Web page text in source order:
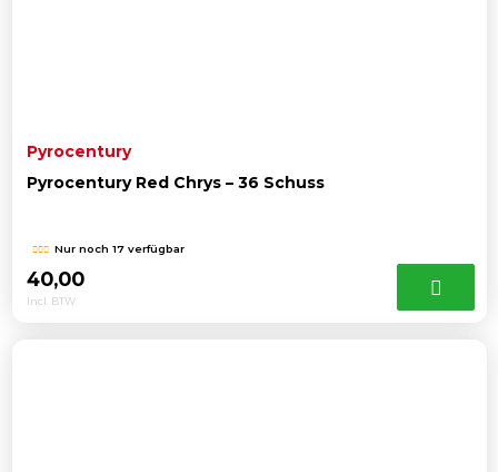
Pyrocentury
Pyrocentury Red Chrys – 36 Schuss
Nur noch 17 verfügbar
40,00
Incl. BTW